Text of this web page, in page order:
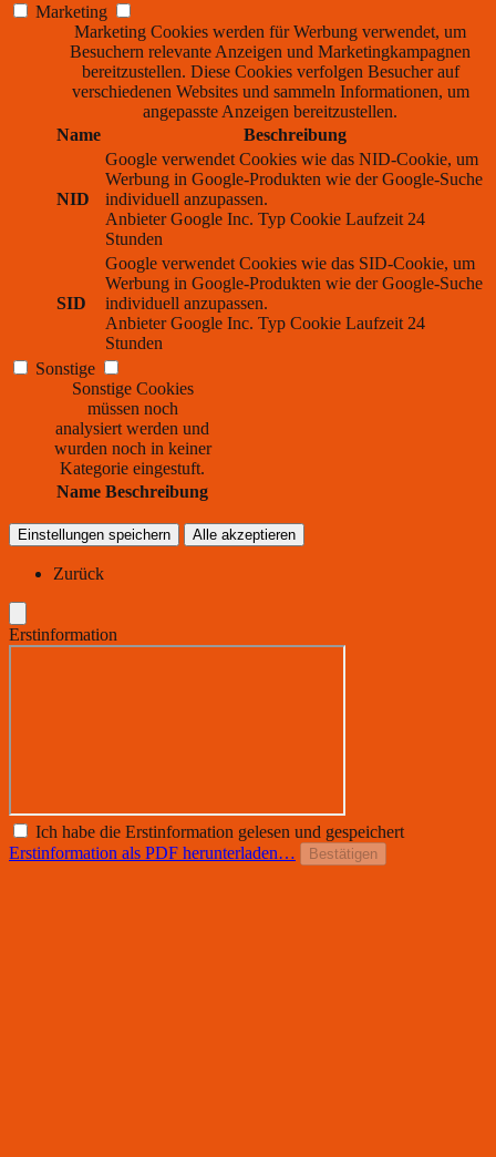
Marketing
Marketing Cookies werden für Werbung verwendet, um
Besuchern relevante Anzeigen und Marketingkampagnen
bereitzustellen. Diese Cookies verfolgen Besucher auf
verschiedenen Websites und sammeln Informationen, um
angepasste Anzeigen bereitzustellen.
Name
Beschreibung
NID
Google verwendet Cookies wie das NID-Cookie, um
Werbung in Google-Produkten wie der Google-Suche
individuell anzupassen.
Anbieter Google Inc. Typ Cookie Laufzeit 24
Stunden
SID
Google verwendet Cookies wie das SID-Cookie, um
Werbung in Google-Produkten wie der Google-Suche
individuell anzupassen.
Anbieter Google Inc. Typ Cookie Laufzeit 24
Stunden
Sonstige
Sonstige Cookies
müssen noch
analysiert werden und
wurden noch in keiner
Kategorie eingestuft.
Name Beschreibung
Einstellungen speichern Alle akzeptieren
Zurück
Erstinformation
Ich habe die Erstinformation gelesen und gespeichert
Erstinformation als PDF herunterladen…
Bestätigen